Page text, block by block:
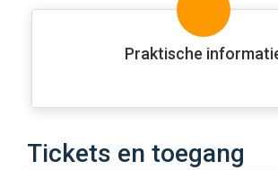
Praktische
Tickets en toegang